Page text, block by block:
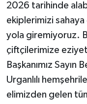
2026 tarihinde
ekiplerimizi sahaya
yola giremiyoruz.
çiftçilerimize
Başkanımız
Urganlılı
elimizden gelen